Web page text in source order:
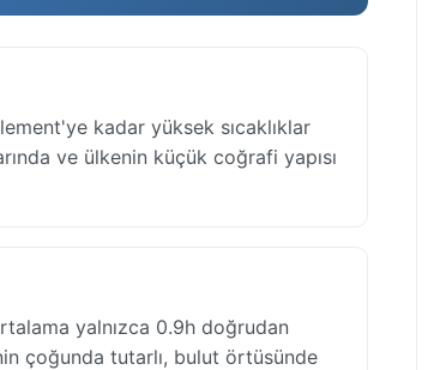
kadar yüksek sıcaklıklar
ve ülkenin küçük coğrafi yapısı
yalnızca 0.9h doğrudan
çoğunda tutarlı, bulut örtüsünde